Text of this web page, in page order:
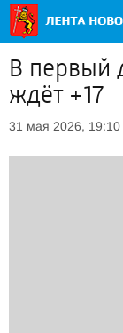
В первый
ждёт +17
31 мая 2026, 19:10